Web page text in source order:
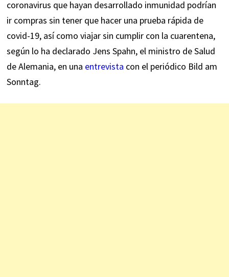
coronavirus que hayan desarrollado inmunidad podrían
ir compras sin tener que hacer una prueba rápida de
covid-19, así como viajar sin cumplir con la cuarentena,
según lo ha declarado Jens Spahn, el ministro de Salud
de Alemania, en una entrevista con el periódico Bild am
Sonntag.